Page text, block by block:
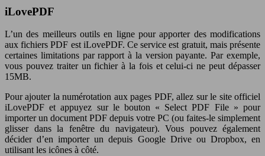
iLovePDF
L’un des meilleurs outils en ligne pour apporter des modifications
aux fichiers PDF est iLovePDF. Ce service est gratuit, mais présente
certaines limitations par rapport à la version payante. Par exemple,
vous pouvez traiter un fichier à la fois et celui-ci ne peut dépasser
15MB.
Pour ajouter la numérotation aux pages PDF, allez sur le site officiel
iLovePDF et appuyez sur le bouton « Select PDF File » pour
importer un document PDF depuis votre PC (ou faites-le simplement
glisser dans la fenêtre du navigateur). Vous pouvez également
décider d’en importer un depuis Google Drive ou Dropbox, en
utilisant les icônes à côté.